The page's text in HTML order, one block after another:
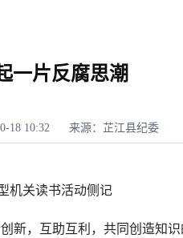
一片反腐思潮
18 10:32 来源：芷江县纪委
机关读书活动侧记
，互助互利，共同创造知